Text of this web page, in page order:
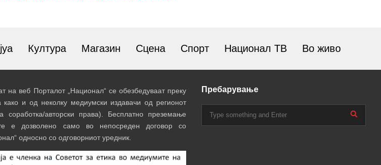
Култура Магазин Сцена Спорт Национал ТВ Во живо
на веб Порталот „Национал“ се обезбедуваат преку
како и од неколку медиумски издавачи од регионот
соработка/авторски права). Бесплатно преземање
е дозволено само во непосреден договор со
односно со одговорниот уредник.
Пребарување